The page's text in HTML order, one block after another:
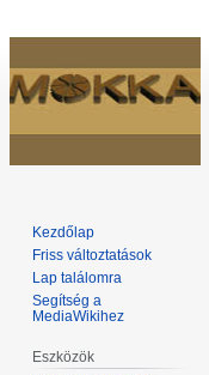
Kezdőlap
Friss változtatások
Lap találomra
Segítség a
MediaWikihez
Eszközök